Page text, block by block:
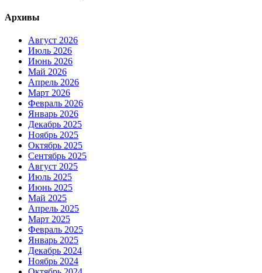
Архивы
Август 2026
Июль 2026
Июнь 2026
Май 2026
Апрель 2026
Март 2026
Февраль 2026
Январь 2026
Декабрь 2025
Ноябрь 2025
Октябрь 2025
Сентябрь 2025
Август 2025
Июль 2025
Июнь 2025
Май 2025
Апрель 2025
Март 2025
Февраль 2025
Январь 2025
Декабрь 2024
Ноябрь 2024